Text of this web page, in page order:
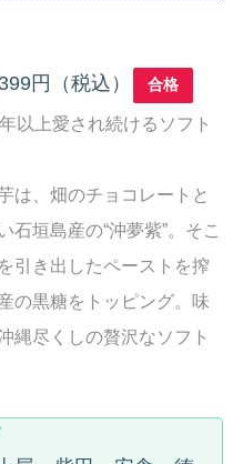
円（税込） 合格
以上愛され続けるソフト
は、畑のチョコレートと
垣島産の“沖夢紫”。そこ
引き出したペーストを搾
の黒糖をトッピング。味
縄尽くしの贅沢なソフト